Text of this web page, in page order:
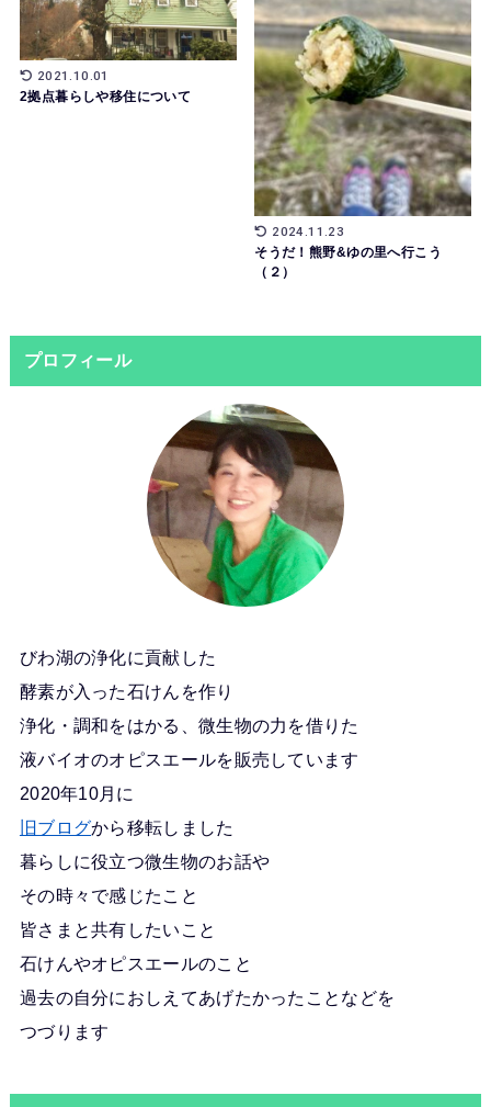
2021.10.01
2拠点暮らしや移住について
2024.11.23
そうだ！熊野&ゆの里へ行こう
（２）
プロフィール
びわ湖の浄化に貢献した
酵素が入った石けんを作り
浄化・調和をはかる、微生物の力を借りた
液バイオのオピスエールを販売しています
2020年10月に
旧ブログから移転しました
暮らしに役立つ微生物のお話や
その時々で感じたこと
皆さまと共有したいこと
石けんやオピスエールのこと
過去の自分におしえてあげたかったことなどを
つづります